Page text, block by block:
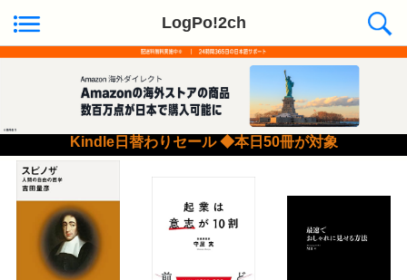
LogPo!2ch
Kindle日替わりセール ◆本日50冊が対象